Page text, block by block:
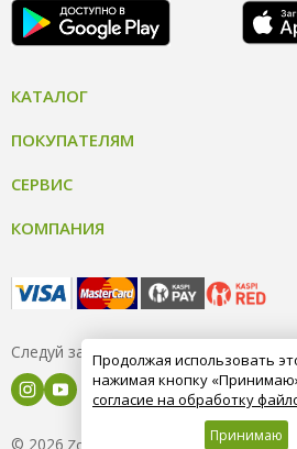
КАТАЛОГ
ПОКУПАТЕЛЯМ
СЕРВИС
КОМПАНИЯ
Следуй за нами
© 2026 ZooOptTorg.KZ 8 (800) 004-09-40
Продолжая использовать
нажимая кнопку
согласие на обработку
Принимаю